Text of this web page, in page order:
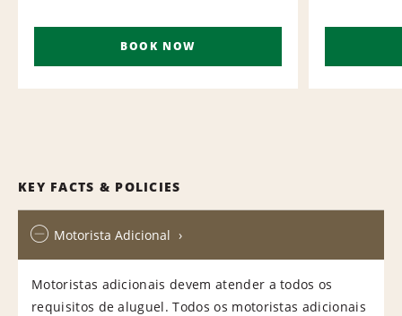
BOOK NOW
KEY FACTS & POLICIES
Motorista Adicional
Motoristas adicionais devem atender a todos os
requisitos de aluguel. Todos os motoristas adicionais